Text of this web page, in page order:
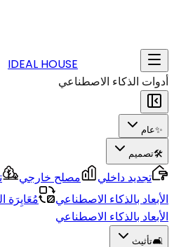
IDEAL HOUSE
أدوات الذكاء الاصطناعي
✨عام
🛠️تصميم
تجديد داخلي مصلح خارجي
الأبعاد بالذكاء الاصطناعي
مُعَايِرَة
الأبعاد بالذكاء الاصطناعي
🛋️تأثيث